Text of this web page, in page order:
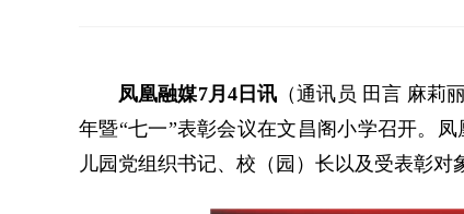
凤凰融媒7月4日讯 （通讯员 田言 麻莉
年暨“七一”表彰会议在文昌阁小学召开。
儿园党组织书记、校（园）长以及受表彰对